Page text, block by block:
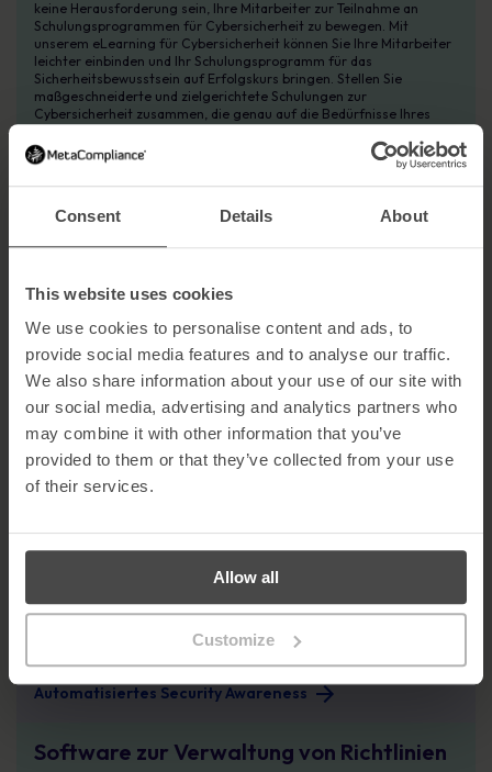
Consent Details About
This website uses cookies
We use cookies to personalise content and ads, to
provide social media features and to analyse our traffic.
We also share information about your use of our site with
our social media, advertising and analytics partners who
may combine it with other information that you’ve
provided to them or that they’ve collected from your use
of their services.
Allow all
Customize
keine Herausforderung sein, Ihre Mitarbeiter zur Teilnahme an
Schulungsprogrammen für Cybersicherheit zu bewegen. Mit
unserem eLearning für Cybersicherheit können Sie Ihre Mitarbeiter
leichter einbinden und Ihr Schulungsprogramm für das
Sicherheitsbewusstsein auf Erfolgskurs bringen. Stellen Sie
maßgeschneiderte und zielgerichtete Schulungen zur
Cybersicherheit zusammen, die genau auf die Bedürfnisse Ihres
Frontlinie zur Abwehr von Cyber-Kriminellen.
Der ultimative Leitfaden für eLearning im Bereich
Software zur Verwaltung des
hilft dabei, die Einhaltung der Datenschutzbestimmungen zu
gewährleisten und führt Unternehmen durch die von den
Datenschutzgesetzen vorgeschriebenen Datenschutz-
Folgenabschätzungen. Die Privacy Lifecycle-Plattform bietet ein
proaktives Risikomanagement mit einfach zu bedienenden
Dashboards und Einblick in den aktuellen Status Ihres
Datenschutzprogramms.
Compliance Management
Die automatisierte Lösung von MetaCompliance für das
Sicherheitsbewusstsein macht es einfach, ein effektives
Schulungsprogramm für Cybersicherheit zu implementieren und Ihr
Unternehmen vor Cyberangriffen am Arbeitsplatz zu schützen.
und verbessern Sie das Bewusstsein für gängige Cyber-
Automatisiertes Security Awareness
Software zur Verwaltung von Richtlinien